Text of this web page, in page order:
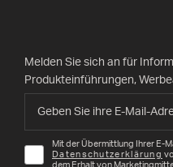
Melden Sie sich an für
Produkteinführungen,
Mit der Übermittlung Ihrer E-
Datenschutzerklärung
dem Erhalt von